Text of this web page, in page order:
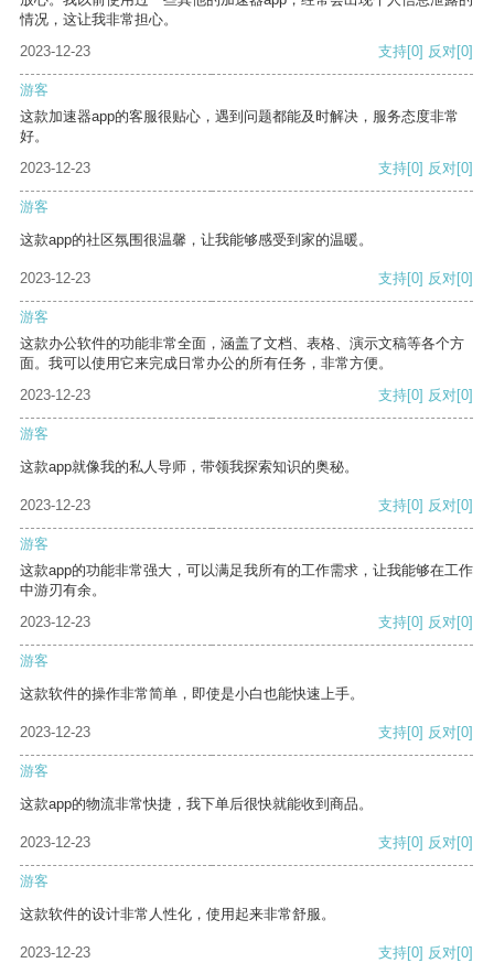
情况，这让我非常担心。
2023-12-23
支持[0] 反对[0]
游客
这款加速器app的客服很贴心，遇到问题都能及时解决，服务态度非常
好。
2023-12-23
支持[0] 反对[0]
游客
这款app的社区氛围很温馨，让我能够感受到家的温暖。
2023-12-23 支持[0] 反对[0]
游客
这款办公软件的功能非常全面，涵盖了文档、表格、演示文稿等各个方
面。我可以使用它来完成日常办公的所有任务，非常方便。
2023-12-23
支持[0] 反对[0]
游客
这款app就像我的私人导师，带领我探索知识的奥秘。
2023-12-23 支持[0] 反对[0]
游客
这款app的功能非常强大，可以满足我所有的工作需求，让我能够在工作
中游刃有余。
2023-12-23
支持[0] 反对[0]
游客
这款软件的操作非常简单，即使是小白也能快速上手。
2023-12-23 支持[0] 反对[0]
游客
这款app的物流非常快捷，我下单后很快就能收到商品。
2023-12-23 支持[0] 反对[0]
游客
这款软件的设计非常人性化，使用起来非常舒服。
2023-12-23 支持[0] 反对[0]